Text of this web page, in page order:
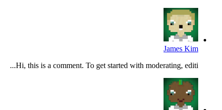
James Kim
Hi, this is a comment. To get started with moderating, editi...